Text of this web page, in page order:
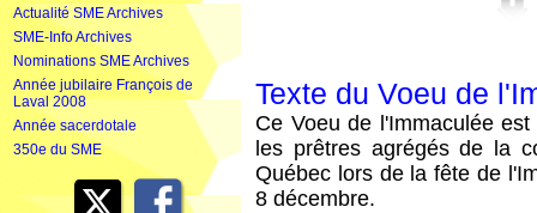
Actualité SME Archives
SME-Info Archives
Nominations SME Archives
Année jubilaire François de
Laval 2008
Année sacerdotale
350e du SME
Texte du Voeu de
Ce Voeu de l'Immaculée
les prêtres agrégés de la
Québec lors de la fête de
8 décembre.